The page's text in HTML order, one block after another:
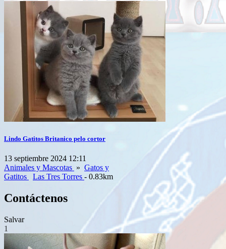
Lindo Gatitos Britanico pelo cortor
13 septiembre 2024 12:11
Animales y Mascotas » Gatos y
Gatitos
Las Tres Torres - 0.83km
Contáctenos
Salvar
1